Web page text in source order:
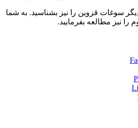
سوغات قزوین را نیز بشناسید. به شما
را نیز مطالعه بفرمایید.